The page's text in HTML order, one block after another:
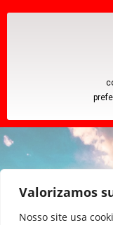
Valorizamos
Nosso site usa